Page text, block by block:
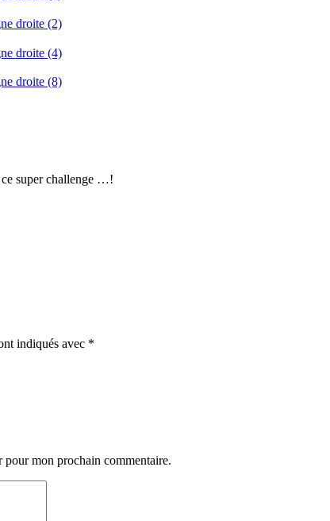
ce super challenge …!
indiqués avec *
mon prochain commentaire.